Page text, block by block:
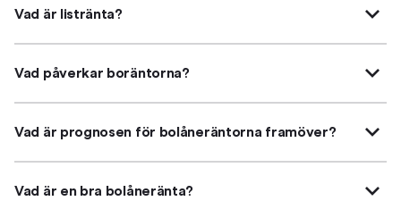
Vad är listränta?
Vad påverkar boräntorna?
Vad är prognosen för bolåneräntorna framöver?
Vad är en bra bolåneränta?